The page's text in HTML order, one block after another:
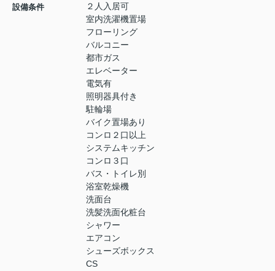
設備条件
２人入居可
室内洗濯機置場
フローリング
バルコニー
都市ガス
エレベーター
電気有
照明器具付き
駐輪場
バイク置場あり
コンロ２口以上
システムキッチン
コンロ３口
バス・トイレ別
浴室乾燥機
洗面台
洗髪洗面化粧台
シャワー
エアコン
シューズボックス
CS